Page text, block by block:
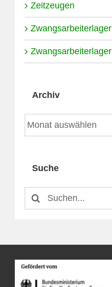
Zeitzeugen
Zwangsarbeiterlager
Zwangsarbeiterlager
Archiv
Archiv
Suche
Suche
nach: